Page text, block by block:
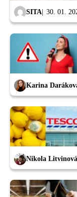
SITA 30. 01.
Karina
Nikola Litvinová